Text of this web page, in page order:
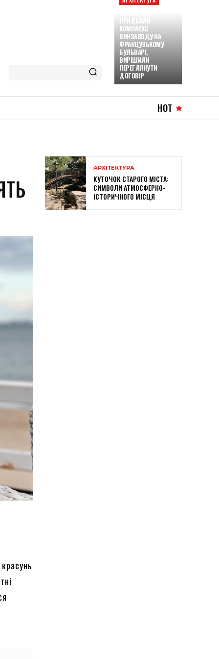
ПРИДБАЛИ
КОМПЛЕКС
ВИНЗАВОДУ НА
ФРАНЦУЗЬКОМУ
БУЛЬВАРІ,
ВИРІШИЛИ
ПЕРЕГЛЯНУТИ
ДОГОВІР
HOT
АРХІТЕКТУРА
КУТОЧОК СТАРОГО МІСТА:
СИМВОЛИ АТМОСФЕРНО-
ІСТОРИЧНОГО МІСЦЯ